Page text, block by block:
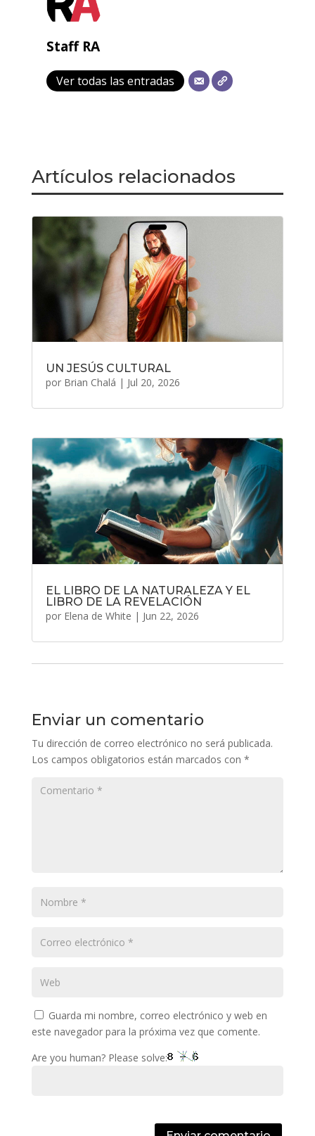
Staff RA
Ver todas las entradas
Artículos relacionados
UN JESÚS CULTURAL
por Brian Chalá | Jul 20, 2026
EL LIBRO DE LA NATURALEZA Y EL
LIBRO DE LA REVELACIÓN
por Elena de White | Jun 22, 2026
Enviar un comentario
Tu dirección de correo electrónico no será publicada.
Los campos obligatorios están marcados con *
Guarda mi nombre, correo electrónico y web en
este navegador para la próxima vez que comente.
Are you human? Please solve: